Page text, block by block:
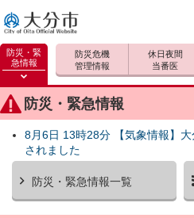
大分市
防災・緊
急情報
防災緊
急情報
を開く
防災・緊急情報
8月6日 13時28分 【気象情報】
されました
防災・緊急情報一覧
防災危機
管理情報
休日夜間
当番医